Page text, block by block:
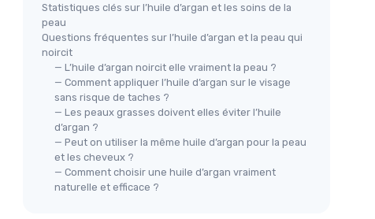
Statistiques clés sur l’huile d’argan et les soins de la
peau
Questions fréquentes sur l’huile d’argan et la peau qui
noircit
— L’huile d’argan noircit elle vraiment la peau ?
— Comment appliquer l’huile d’argan sur le visage
sans risque de taches ?
— Les peaux grasses doivent elles éviter l’huile
d’argan ?
— Peut on utiliser la même huile d’argan pour la peau
et les cheveux ?
— Comment choisir une huile d’argan vraiment
naturelle et efficace ?